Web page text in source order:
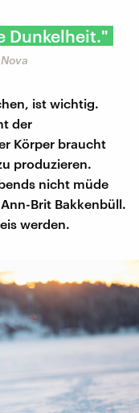
Dunkelheit."
ist wichtig.
der
Körper braucht
produzieren.
nicht müde
Brit Bakkenbüll.
werden.